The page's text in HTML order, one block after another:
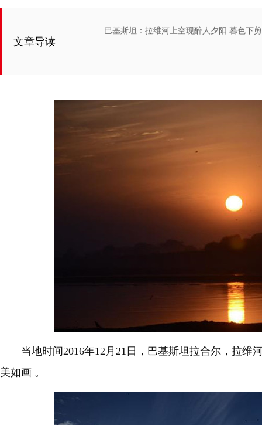
文章导读
巴基斯坦：拉维河上空现醉人夕阳 暮色下
当地时间2016年12月21日，巴基斯坦拉合尔，拉维
美如画 。